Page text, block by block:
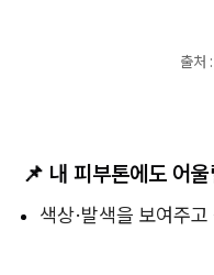
출처
📌 내 피부톤에도 어
색상·발색을 보여주